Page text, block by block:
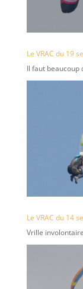
Le VRAC du 19
Il faut
Le VRAC du 14
Vrille